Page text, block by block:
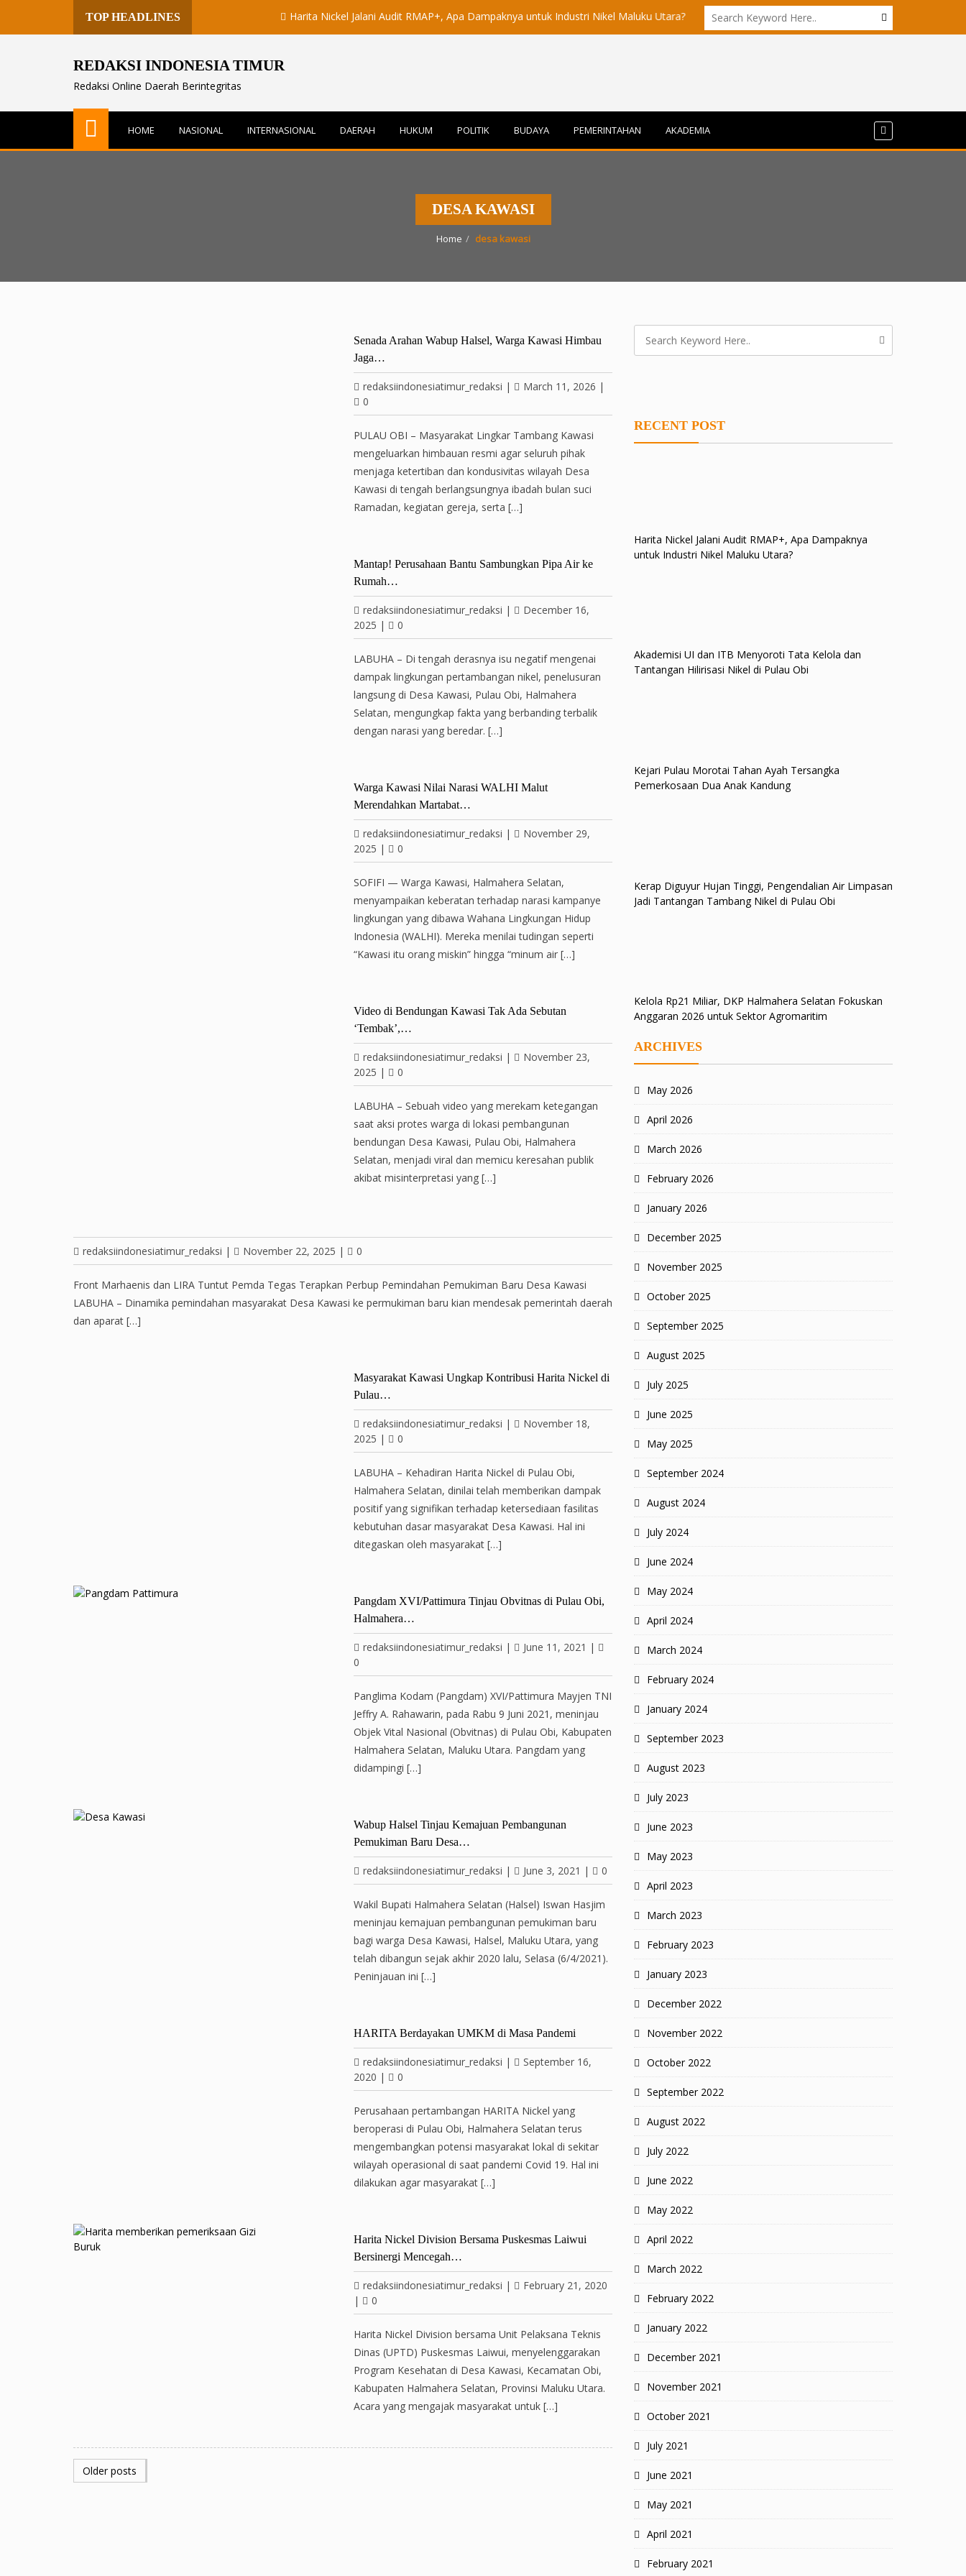
TOP HEADLINES Harita Nickel Jalani Audit RMAP+, Apa Dampaknya untuk Industri Nikel Maluku Utara? Akademisi UI dan ITB Menyoroti Tata Kelola dan Tantangan
REDAKSI INDONESIA TIMUR
Redaksi Online Daerah Berintegritas
HOME NASIONAL INTERNASIONAL DAERAH HUKUM POLITIK BUDAYA PEMERINTAHAN AKADEMIA
DESA KAWASI
Home desa kawasi
Senada Arahan Wabup Halsel, Warga Kawasi Himbau
Jaga…
redaksiindonesiatimur_redaksi | March 11, 2026 |
0
PULAU OBI – Masyarakat Lingkar Tambang Kawasi
mengeluarkan himbauan resmi agar seluruh pihak
menjaga ketertiban dan kondusivitas wilayah Desa
Kawasi di tengah berlangsungnya ibadah bulan suci
Ramadan, kegiatan gereja, serta […]
Mantap! Perusahaan Bantu Sambungkan Pipa Air ke
Rumah…
redaksiindonesiatimur_redaksi |
December 16,
2025 | 0
LABUHA – Di tengah derasnya isu negatif mengenai
dampak lingkungan pertambangan nikel, penelusuran
langsung di Desa Kawasi, Pulau Obi, Halmahera
Selatan, mengungkap fakta yang berbanding terbalik
dengan narasi yang beredar. […]
Warga Kawasi Nilai Narasi WALHI Malut
Merendahkan Martabat…
redaksiindonesiatimur_redaksi |
November 29,
2025 | 0
SOFIFI — Warga Kawasi, Halmahera Selatan,
menyampaikan keberatan terhadap narasi kampanye
lingkungan yang dibawa Wahana Lingkungan Hidup
Indonesia (WALHI). Mereka menilai tudingan seperti
“Kawasi itu orang miskin” hingga “minum air […]
Video di Bendungan Kawasi Tak Ada Sebutan
‘Tembak’,…
redaksiindonesiatimur_redaksi |
November 23,
2025 | 0
LABUHA – Sebuah video yang merekam ketegangan
saat aksi protes warga di lokasi pembangunan
bendungan Desa Kawasi, Pulau Obi, Halmahera
Selatan, menjadi viral dan memicu keresahan publik
akibat misinterpretasi yang […]
redaksiindonesiatimur_redaksi | November 22, 2025 | 0
Front Marhaenis dan LIRA Tuntut Pemda Tegas Terapkan Perbup Pemindahan Pemukiman Baru Desa Kawasi
LABUHA – Dinamika pemindahan masyarakat Desa Kawasi ke permukiman baru kian mendesak pemerintah daerah
dan aparat […]
Masyarakat Kawasi Ungkap Kontribusi Harita Nickel di
Pulau…
redaksiindonesiatimur_redaksi |
November 18,
2025 | 0
LABUHA – Kehadiran Harita Nickel di Pulau Obi,
Halmahera Selatan, dinilai telah memberikan dampak
positif yang signifikan terhadap ketersediaan fasilitas
kebutuhan dasar masyarakat Desa Kawasi. Hal ini
ditegaskan oleh masyarakat […]
Pangdam XVI/Pattimura Tinjau Obvitnas di Pulau Obi,
Halmahera…
redaksiindonesiatimur_redaksi | June 11, 2021 |
0
Panglima Kodam (Pangdam) XVI/Pattimura Mayjen TNI
Jeffry A. Rahawarin, pada Rabu 9 Juni 2021, meninjau
Objek Vital Nasional (Obvitnas) di Pulau Obi, Kabupaten
Halmahera Selatan, Maluku Utara. Pangdam yang
didampingi […]
Wabup Halsel Tinjau Kemajuan Pembangunan
Pemukiman Baru Desa…
redaksiindonesiatimur_redaksi | June 3, 2021 | 0
Wakil Bupati Halmahera Selatan (Halsel) Iswan Hasjim
meninjau kemajuan pembangunan pemukiman baru
bagi warga Desa Kawasi, Halsel, Maluku Utara, yang
telah dibangun sejak akhir 2020 lalu, Selasa (6/4/2021).
Peninjauan ini […]
HARITA Berdayakan UMKM di Masa Pandemi
redaksiindonesiatimur_redaksi |
September 16,
2020 | 0
Perusahaan pertambangan HARITA Nickel yang
beroperasi di Pulau Obi, Halmahera Selatan terus
mengembangkan potensi masyarakat lokal di sekitar
wilayah operasional di saat pandemi Covid 19. Hal ini
dilakukan agar masyarakat […]
Harita Nickel Division Bersama Puskesmas Laiwui
Bersinergi Mencegah…
redaksiindonesiatimur_redaksi |
February 21, 2020
|
0
Harita Nickel Division bersama Unit Pelaksana Teknis
Dinas (UPTD) Puskesmas Laiwui, menyelenggarakan
Program Kesehatan di Desa Kawasi, Kecamatan Obi,
Kabupaten Halmahera Selatan, Provinsi Maluku Utara.
Acara yang mengajak masyarakat untuk […]
POSTS
Older posts
RECENT POST
Harita Nickel Jalani Audit RMAP+, Apa Dampaknya
untuk Industri Nikel Maluku Utara?
Akademisi UI dan ITB Menyoroti Tata Kelola dan
Tantangan Hilirisasi Nikel di Pulau Obi
Kejari Pulau Morotai Tahan Ayah Tersangka
Pemerkosaan Dua Anak Kandung
Kerap Diguyur Hujan Tinggi, Pengendalian Air Limpasan
Jadi Tantangan Tambang Nikel di Pulau Obi
Kelola Rp21 Miliar, DKP Halmahera Selatan Fokuskan
Anggaran 2026 untuk Sektor Agromaritim
ARCHIVES
May 2026
April 2026
March 2026
February 2026
January 2026
December 2025
November 2025
October 2025
September 2025
August 2025
July 2025
June 2025
May 2025
September 2024
August 2024
July 2024
June 2024
May 2024
April 2024
March 2024
February 2024
January 2024
September 2023
August 2023
July 2023
June 2023
May 2023
April 2023
March 2023
February 2023
January 2023
December 2022
November 2022
October 2022
September 2022
August 2022
July 2022
June 2022
May 2022
April 2022
March 2022
February 2022
January 2022
December 2021
November 2021
October 2021
July 2021
June 2021
May 2021
April 2021
February 2021